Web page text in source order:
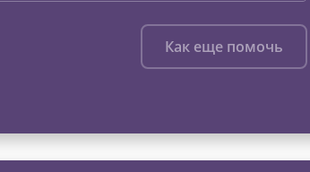
Как еще помочь